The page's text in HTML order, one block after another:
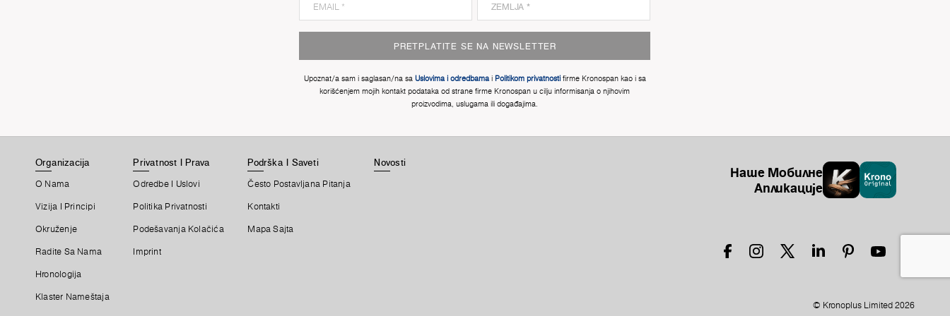
PRETPLATITE SE NA NEWSLETTER
Upoznat/a sam i saglasan/na sa Uslovima i odredbamai Politikom privatnostifirme Kronospan kao i sa
korišćenjem mojih kontakt podataka od strane firme Kronospan u cilju informisanja o njihovim
proizvodima, uslugama ili događajima.
Organizacija
O Nama
Vizija I Principi
Okruženje
Radite Sa Nama
Hronologija
Klaster Nameštaja
Privatnost I Prava
Odredbe I Uslovi
Politika Privatnosti
Podešavanja Kolačića
Imprint
Podrška I Saveti
Često Postavljana Pitanja
Kontakti
Mapa Sajta
Novosti
Наше Мобилне
Апликације
© Kronoplus Limited 2026